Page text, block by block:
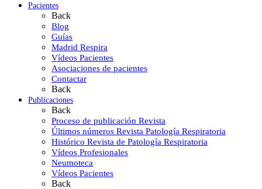
Pacientes
Back
Blog
Guías
Madrid Respira
Vídeos Pacientes
Asociaciones de pacientes
Contactar
Back
Publicaciones
Back
Proceso de publicación Revista
Últimos números Revista Patología Respiratoria
Histórico Revista de Patología Respiratoria
Vídeos Profesionales
Neumoteca
Vídeos Pacientes
Back